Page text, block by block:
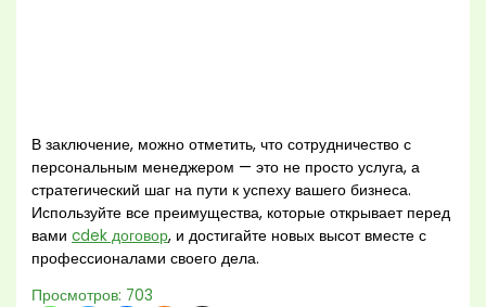
В заключение, можно отметить, что сотрудничество с
персональным менеджером — это не просто услуга, а
стратегический шаг на пути к успеху вашего бизнеса.
Используйте все преимущества, которые открывает перед
вамиcdek договор, и достигайте новых высот вместе с
профессионалами своего дела.
Просмотров: 703